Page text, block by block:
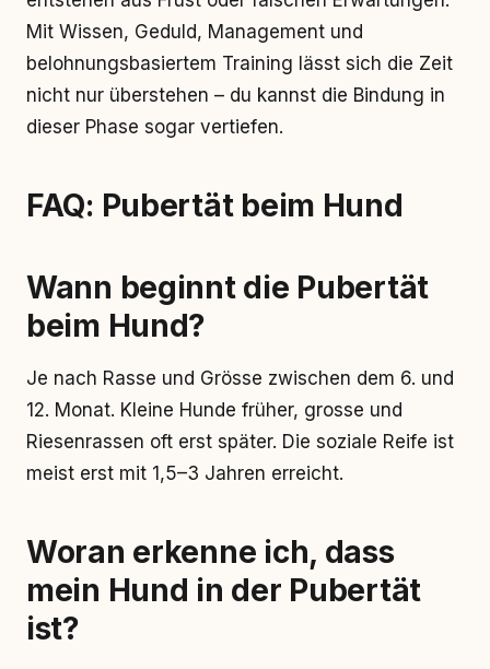
Mit Wissen, Geduld, Management und
belohnungsbasiertem Training lässt sich die Zeit
nicht nur überstehen – du kannst die Bindung in
dieser Phase sogar vertiefen.
FAQ: Pubertät beim Hund
Wann beginnt die Pubertät
beim Hund?
Je nach Rasse und Grösse zwischen dem 6. und
12. Monat. Kleine Hunde früher, grosse und
Riesenrassen oft erst später. Die soziale Reife ist
meist erst mit 1,5–3 Jahren erreicht.
Woran erkenne ich, dass
mein Hund in der Pubertät
ist?